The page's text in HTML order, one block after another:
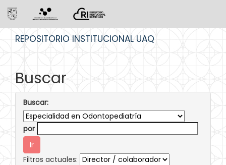
REPOSITORIO INSTITUCIONAL UAQ
Buscar
Buscar:
por
Filtros actuales: